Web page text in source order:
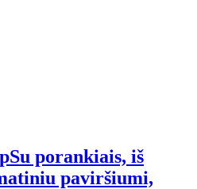
Su porankiais, iš
paviršiumi,